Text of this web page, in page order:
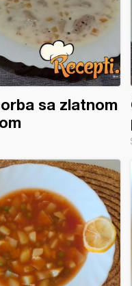
sa zlatnom